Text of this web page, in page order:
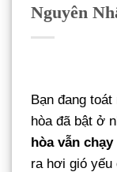
Nguyên
Bạn đang
hòa đã bật ở
hòa vẫn
ra hơi gió yếu